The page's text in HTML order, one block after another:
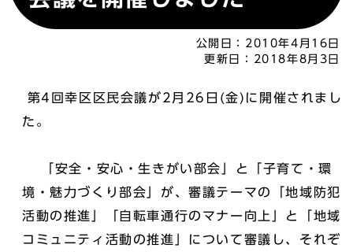
公開日： 2010年4月16日
更新日：
2018年8月3日
第4回幸区区民会議が2月26日(金)に開催されまし
た。
「安全・安心・生きがい部会」と「子育て・環
境・魅力づくり部会」が、審議テーマの「地域防犯
活動の推進」「自転車通行のマナー向上」と「地域
コミュニティ活動の推進」について審議し、それぞ